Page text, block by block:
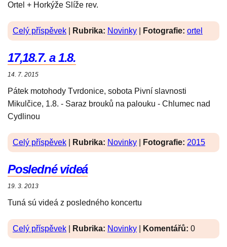
Ortel + Horkýže Slíže rev.
Celý příspěvek Rubrika: Novinky Fotografie: ortel
17,18.7. a 1.8.
14. 7. 2015
Pátek motohody Tvrdonice, sobota Pivní slavnosti
Mikulčice, 1.8. - Saraz brouků na palouku - Chlumec nad
Cydlinou
Celý příspěvek Rubrika: Novinky Fotografie: 2015
Posledné videá
19. 3. 2013
Tuná sú videá z posledného koncertu
Celý příspěvek Rubrika: Novinky Komentářů: 0